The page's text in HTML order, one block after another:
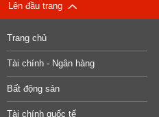
Lên đầu trang
Trang chủ
Tài chính - Ngân hàng
Bất động sản
Tài chính quốc tế